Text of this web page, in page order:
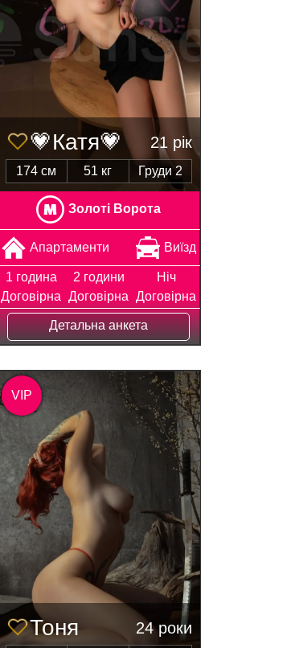
💗Катя💗 21 рік
174 см 51 кг Груди 2
Золоті Ворота
Апартаменти Виїзд
1 година
Договірна
2 години
Договірна
Ніч
Договірна
Детальна анкета
Тоня 24 роки
VIP